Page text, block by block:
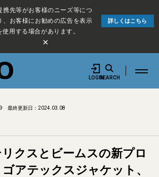
携先等がお客様のニーズ等につ
、お客様にお勧めの広告を表示
用する場合があります。
詳しくはこちら
×
LOGINSEARCH
最終更新日：2024.03.08
リクスとビームスの新プロ
アテックスジャケット、